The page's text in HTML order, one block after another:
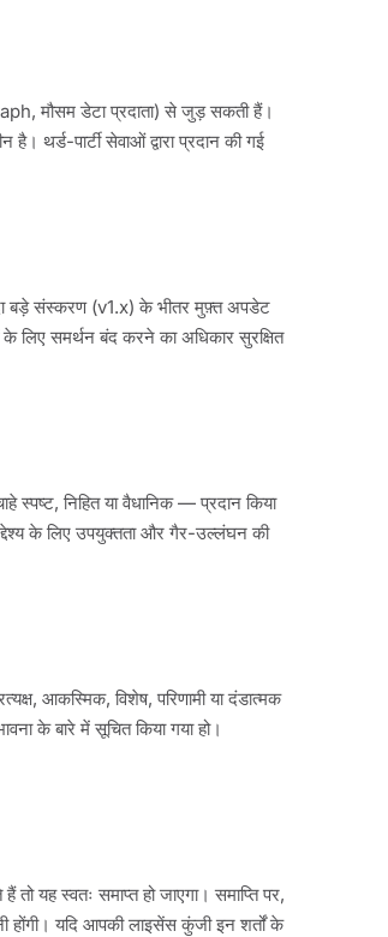
मौसम डेटा प्रदाता) से जुड़ सकती हैं।
थर्ड-पार्टी सेवाओं द्वारा प्रदान की गई
बड़े संस्करण (v1.x) के भीतर मुफ़्त अपडेट
लिए समर्थन बंद करने का अधिकार सुरक्षित
निहित या वैधानिक — प्रदान किया
के लिए उपयुक्तता और गैर-उल्लंघन की
आकस्मिक, विशेष, परिणामी या दंडात्मक
के बारे में सूचित किया गया हो।
यह स्वतः समाप्त हो जाएगा। समाप्ति पर,
होंगी। यदि आपकी लाइसेंस कुंजी इन शर्तों के